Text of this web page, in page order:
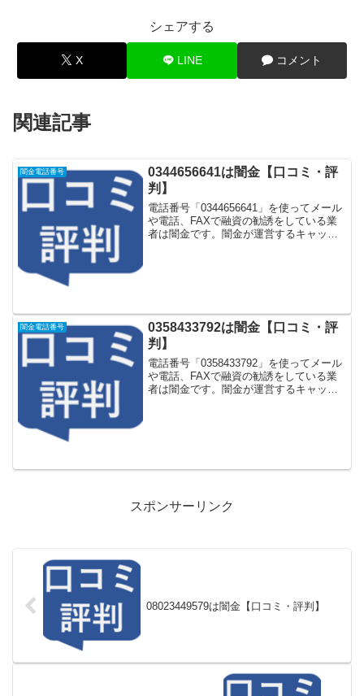
シェアする
X LINE コメント
関連記事
闇金電話番号
0344656641は闇金【口コミ・評
判】
電話番号「0344656641」を使ってメール
や電話、FAXで融資の勧誘をしている業
者は闇金です。闇金が運営するキャッシ
闇金電話番号
0358433792は闇金【口コミ・評
判】
電話番号「0358433792」を使ってメール
や電話、FAXで融資の勧誘をしている業
者は闇金です。闇金が運営するキャッシ
スポンサーリンク
08023449579は闇金【口コミ・評判】